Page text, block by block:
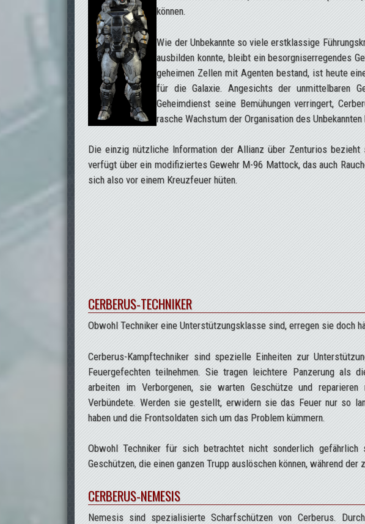
können.
Wie der Unbekannte so viele erstklassige
ausbilden konnte, bleibt ein besorgniserregendes
geheimen Zellen mit Agenten bestand, ist heute
für die Galaxie. Angesichts der unmittelbaren
Geheimdienst seine Bemühungen verringert,
rasche Wachstum der Organisation des Unbekannten
Die einzig nützliche Information der Allianz über Zenturios
verfügt über ein modifiziertes Gewehr M-96 Mattock, das auch
sich also vor einem Kreuzfeuer hüten.
CERBERUS-TECHNIKER
Obwohl Techniker eine Unterstützungsklasse sind, erregen sie doch
Cerberus-Kampftechniker sind spezielle Einheiten zur
Feuergefechten teilnehmen. Sie tragen leichtere Panzerung als
arbeiten im Verborgenen, sie warten Geschütze und reparieren
Verbündete. Werden sie gestellt, erwidern sie das Feuer nur so
haben und die Frontsoldaten sich um das Problem kümmern.
Obwohl Techniker für sich betrachtet nicht sonderlich
Geschützen, die einen ganzen Trupp auslöschen können, während
CERBERUS-NEMESIS
Nemesis sind spezialisierte Scharfschützen von Cerberus.